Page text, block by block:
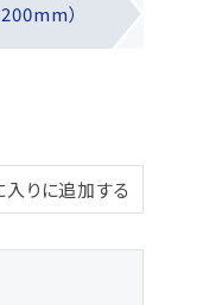
）
入りに追加する